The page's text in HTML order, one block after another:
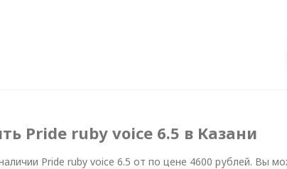
Pride ruby voice 6.5 в Казани
Pride ruby voice 6.5 от по цене 4600 рублей. Вы